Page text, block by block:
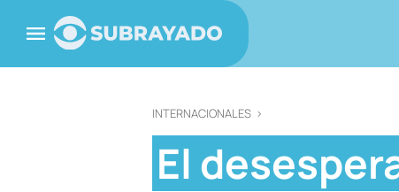
INTERNACIONALES >
El